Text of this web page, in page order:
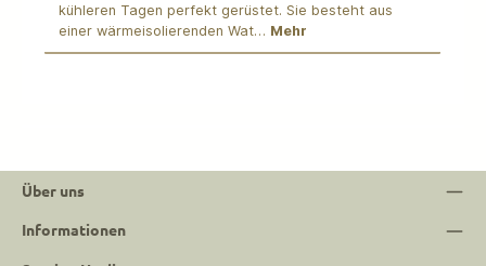
kühleren Tagen perfekt gerüstet. Sie besteht aus
einer wärmeisolierenden Wat… Mehr
Über uns
Informationen